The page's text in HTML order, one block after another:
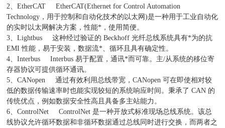
2、EtherCAT EtherCAT(Ethernet for Control Automation
Technology，用于控制和自动化技术的以太网)是一种用于工业自动化
的实时以太网解决方案，性能*，使用简便。
3、Lightbus 这种经过验证的 Beckhoff 光纤总线系统具有*为的抗
EMI 性能，易于安装，数据流*、循环且具有确定性。
4、Interbus Interbus 易于配置，通讯*而可靠。主/从系统的移位寄
存器协议可提供循环通讯。
5、CANopen 通过有效利用总线带宽，CANopen 可在即使相对较
低的数据传输速率时也能实现较短的系统响应时间。秉承了 CAN 的
传统优点，例如数据安全性高且具备多主站能力。
6、ControlNet ControlNet 是一种开放式标准现场总线系统。该总
线协议允许循环数据和非循环数据通过总线同时进行交换，而两者之